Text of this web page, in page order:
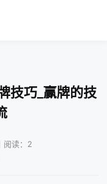
技巧_赢牌的技
阅读：2